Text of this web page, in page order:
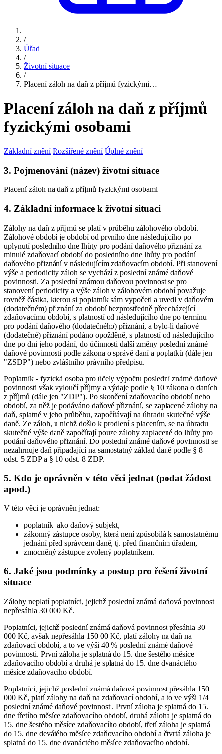
/
Úřad
/
Životní situace
/
Placení záloh na daň z příjmů fyzickými…
Placení záloh na daň z příjmů
fyzickými osobami
Základní znění Rozšířené znění Úplné znění
3. Pojmenování (název) životní situace
Placení záloh na daň z příjmů fyzickými osobami
4. Základní informace k životní situaci
Zálohy na daň z příjmů se platí v průběhu zálohového období.
Zálohové období je období od prvního dne následujícího po
uplynutí posledního dne lhůty pro podání daňového přiznání za
minulé zdaňovací období do posledního dne lhůty pro podání
daňového přiznání v následujícím zdaňovacím období. Při stanovení
výše a periodicity záloh se vychází z poslední známé daňové
povinnosti. Za poslední známou daňovou povinnost se pro
stanovení periodicity a výše záloh v zálohovém období považuje
rovněž částka, kterou si poplatník sám vypočetl a uvedl v daňovém
(dodatečném) přiznání za období bezprostředně předcházející
zdaňovacímu období, s platností od následujícího dne po termínu
pro podání daňového (dodatečného) přiznání, a bylo-li daňové
(dodatečné) přiznání podáno opožděně, s platností od následujícího
dne po dni jeho podání, do účinnosti další změny poslední známé
daňové povinnosti podle zákona o správě daní a poplatků (dále jen
"ZSDP") nebo zvláštního právního předpisu.
Poplatník - fyzická osoba pro účely výpočtu poslední známé daňové
povinnosti však vyloučí příjmy a výdaje podle § 10 zákona o daních
z příjmů (dále jen "ZDP"). Po skončení zdaňovacího období nebo
období, za něž je podáváno daňové přiznání, se zaplacené zálohy na
daň, splatné v jeho průběhu, započítávají na úhradu skutečné výše
daně. Ze záloh, u nichž došlo k prodlení s placením, se na úhradu
skutečné výše daně započítají pouze zálohy zaplacené do lhůty pro
podání daňového přiznání. Do poslední známé daňové povinnosti se
nezahrnuje daň připadající na samostatný základ daně podle § 8
odst. 5 ZDP a § 10 odst. 8 ZDP.
5. Kdo je oprávněn v této věci jednat (podat žádost
apod.)
V této věci je oprávněn jednat:
poplatník jako daňový subjekt,
zákonný zástupce osoby, která není způsobilá k samostatnému
jednání před správcem daně, tj. před finančním úřadem,
zmocněný zástupce zvolený poplatníkem.
6. Jaké jsou podmínky a postup pro řešení životní
situace
Zálohy neplatí poplatníci, jejichž poslední známá daňová povinnost
nepřesáhla 30 000 Kč.
Poplatníci, jejichž poslední známá daňová povinnost přesáhla 30
000 Kč, avšak nepřesáhla 150 00 Kč, platí zálohy na daň na
zdaňovací období, a to ve výši 40 % poslední známé daňové
povinnosti. První záloha je splatná do 15. dne šestého měsíce
zdaňovacího období a druhá je splatná do 15. dne dvanáctého
měsíce zdaňovacího období.
Poplatníci, jejichž poslední známá daňová povinnost přesáhla 150
000 Kč, platí zálohy na daň na zdaňovací období, a to ve výši 1/4
poslední známé daňové povinnosti. První záloha je splatná do 15.
dne třetího měsíce zdaňovacího období, druhá záloha je splatná do
15. dne šestého měsíce zdaňovacího období, třetí záloha je splatná
do 15. dne devátého měsíce zdaňovacího období a čtvrtá záloha je
splatná do 15. dne dvanáctého měsíce zdaňovacího období.